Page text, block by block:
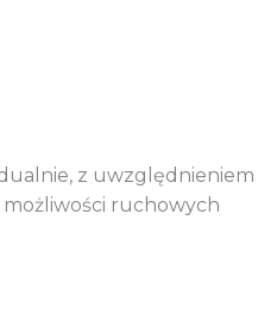
z uwzględnieniem
ruchowych